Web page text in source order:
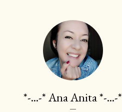
*-...-* Ana Anita *-...-*